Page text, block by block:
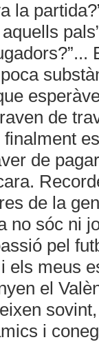
la
de
de
de la
no sóc ni
pel
els meus
el
i